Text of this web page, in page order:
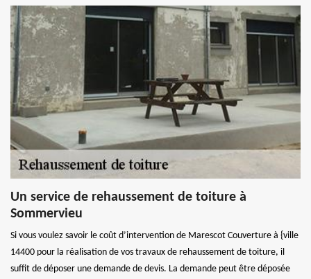
Un service de rehaussement de toiture à
Sommervieu
Si vous voulez savoir le coût d’intervention de Marescot Couverture à {ville
14400 pour la réalisation de vos travaux de rehaussement de toiture, il
suffit de déposer une demande de devis. La demande peut être déposée